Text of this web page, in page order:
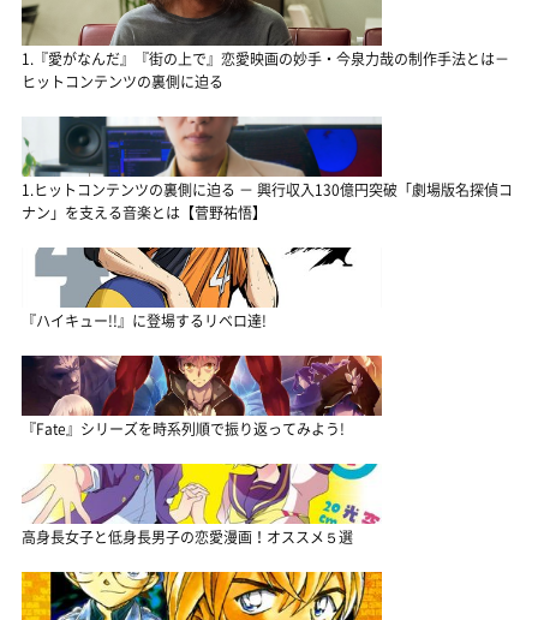
1.『愛がなんだ』『街の上で』恋愛映画の妙手・今泉力哉の制作手法とは－
ヒットコンテンツの裏側に迫る
1.ヒットコンテンツの裏側に迫る － 興行収入130億円突破「劇場版名探偵コ
ナン」を支える音楽とは【菅野祐悟】
『ハイキュー!!』に登場するリベロ達!
『Fate』シリーズを時系列順で振り返ってみよう!
高身長女子と低身長男子の恋愛漫画！オススメ５選